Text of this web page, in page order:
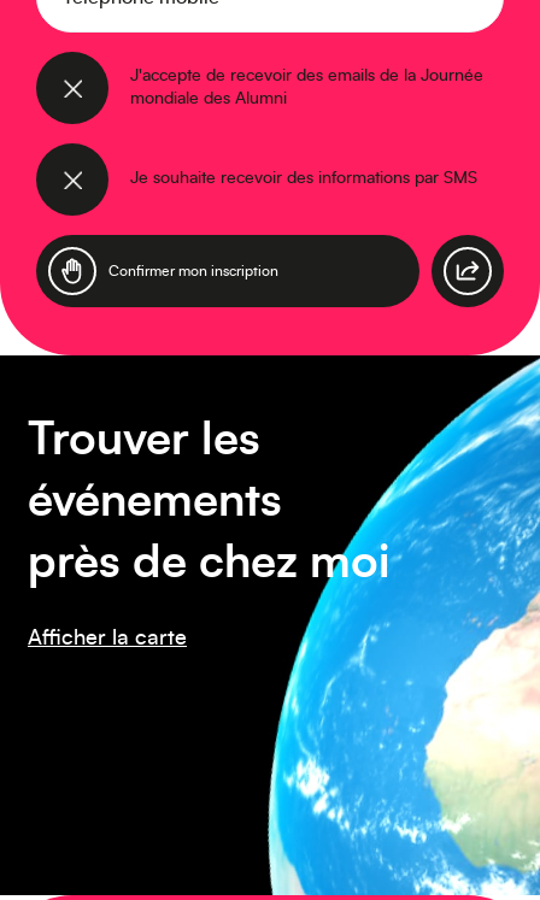
J'accepte de recevoir des emails de la Journée
mondiale des Alumni
Je souhaite recevoir des informations par SMS
Trouver les
événements
près de chez moi
Afficher la carte
Amérique du Nord
Amérique du Sud
Asie